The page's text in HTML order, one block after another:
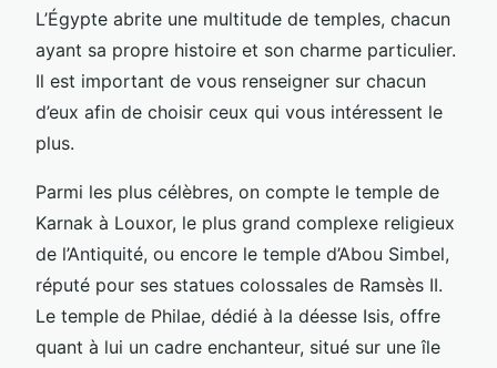
L’Égypte abrite une multitude de temples, chacun
ayant sa propre histoire et son charme particulier.
Il est important de vous renseigner sur chacun
d’eux afin de choisir ceux qui vous intéressent le
plus.
Parmi les plus célèbres, on compte le temple de
Karnak à Louxor, le plus grand complexe religieux
de l’Antiquité, ou encore le temple d’Abou Simbel,
réputé pour ses statues colossales de Ramsès II.
Le temple de Philae, dédié à la déesse Isis, offre
quant à lui un cadre enchanteur, situé sur une île